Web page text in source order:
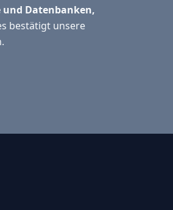
Datenbanken,
bestätigt unsere